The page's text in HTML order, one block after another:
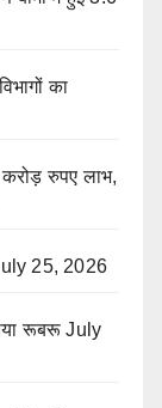
का
रुपए लाभ,
25, 2026
रूबरू July